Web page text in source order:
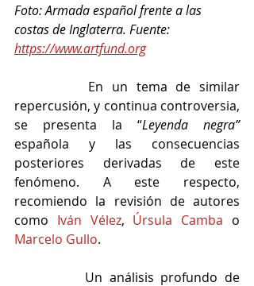
Foto: Armada español frente a las
costas de Inglaterra. Fuente:
https://www.artfund.org
repercusión, y continua controversia,
se presenta la “Leyenda negra”
española y las consecuencias
posteriores derivadas de este
fenómeno. A este respecto,
recomiendo la revisión de autores
como Iván Vélez, Úrsula Camba
Marcelo Gullo.